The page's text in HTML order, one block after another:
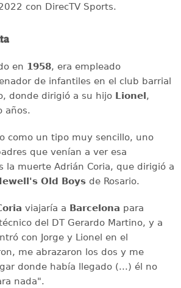
con DirecTV Sports.
en 1958, era empleado
de infantiles en el club barrial
donde dirigió a su hijo Lionel,
años.
como un tipo muy sencillo, uno
que venían a ver esa
la muerte Adrián Coria, que dirigió a
Old Boysde Rosario.
viajaría a Barcelona para
del DT Gerardo Martino, y a
con Jorge y Lionel en el
me abrazaron los dos y me
donde había llegado (...) él no
nada".